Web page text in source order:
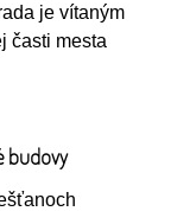
je vítaným
časti mesta
budovy